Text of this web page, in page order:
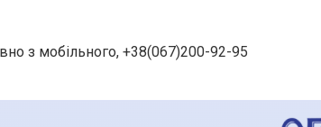
з мобільного, +38(067)200-92-95